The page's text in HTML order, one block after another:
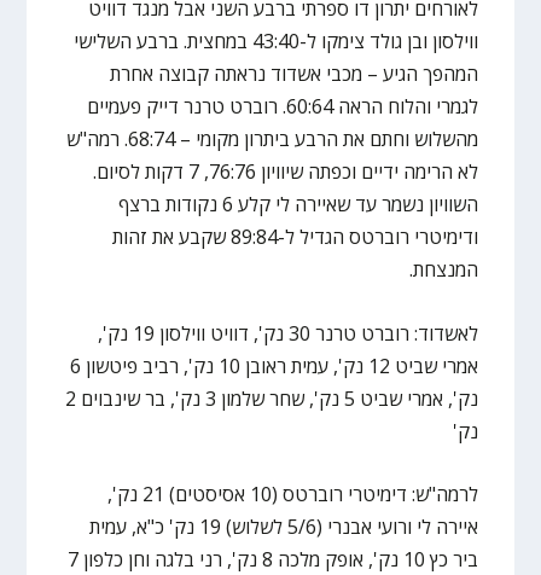
לאורחים יתרון דו ספרתי ברבע השני אבל מנגד דוויט
ווילסון ובן גולד צימקו ל-43:40 במחצית. ברבע השלישי
המהפך הגיע – מכבי אשדוד נראתה קבוצה אחרת
לגמרי והלוח הראה 60:64. רוברט טרנר דייק פעמיים
מהשלוש וחתם את הרבע ביתרון מקומי – 68:74. רמה"ש
לא הרימה ידיים וכפתה שיוויון 76:76, 7 דקות לסיום.
השוויון נשמר עד שאיירה לי קלע 6 נקודות ברצף
ודימיטרי רוברטס הגדיל ל-89:84 שקבע את זהות
המנצחת.
לאשדוד: רוברט טרנר 30 נק', דוויט ווילסון 19 נק',
אמרי שביט 12 נק', עמית ראובן 10 נק', רביב פיטשון 6
נק', אמרי שביט 5 נק', שחר שלמון 3 נק', בר שינבוים 2
נק'
לרמה"ש: דימיטרי רוברטס (10 אסיסטים) 21 נק',
איירה לי ורועי אבנרי (5/6 לשלוש) 19 נק' כ"א, עמית
ביר כץ 10 נק', אופק מלכה 8 נק', רני בלגה וחן כלפון 7